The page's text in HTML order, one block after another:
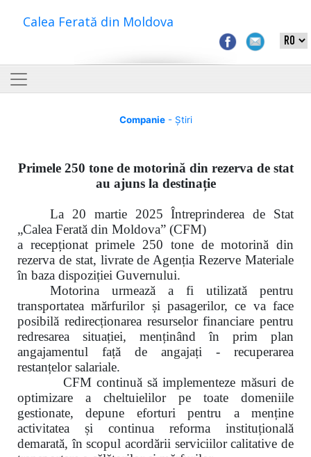
Calea Ferată din Moldova
Companie- Știri
Primele 250 tone de motorină din rezerva de stat
au ajuns la destinație
La 20 martie 2025 Întreprinderea de Stat
„Calea Ferată din Moldova” (CFM)
a recepționat primele 250 tone de motorină din
rezerva de stat, livrate de Agenția Rezerve Materiale
în baza dispoziției Guvernului.
Motorina urmează a fi utilizată pentru
transportatea mărfurilor și pasagerilor, ce va face
posibilă redirecționarea resurselor financiare pentru
redresarea situației, menținând în prim plan
angajamentul față de angajați - recuperarea
restanțelor salariale.
CFM continuă să implementeze măsuri de
optimizare a cheltuielilor pe toate domeniile
gestionate, depune eforturi pentru a menține
activitatea și continua reforma instituțională
demarată, în scopul acordării serviciilor calitative de